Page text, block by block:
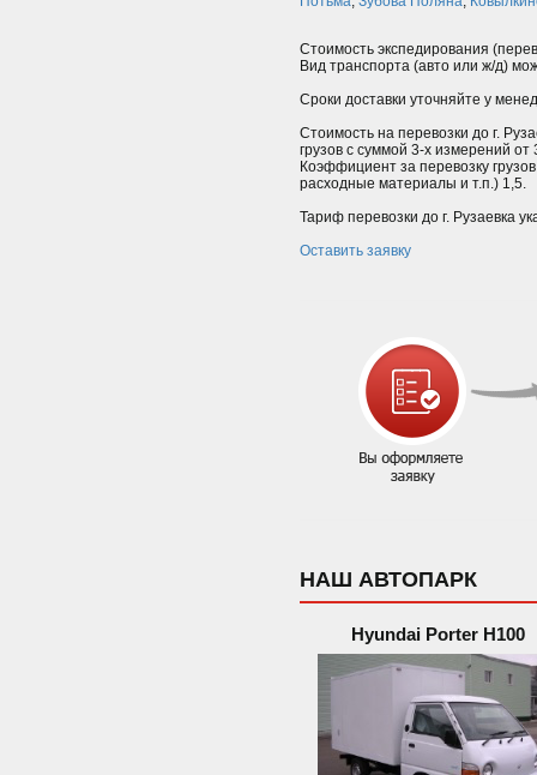
Стоимость экспедирования
Вид транспорта (авто или ж/д)
Сроки доставки уточняйте у
Стоимость на перевозки до г.
грузов с суммой 3-х измерений
Коэффициент за перевозку
расходные материалы и т.п.) 1,5.
Тариф перевозки до г. Рузаевка
Оставить заявку
НАШ АВТОПАРК
Hyundai Porter H100